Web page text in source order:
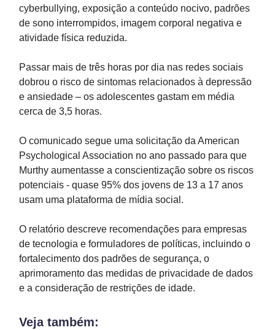
cyberbullying, exposição a conteúdo nocivo, padrões
de sono interrompidos, imagem corporal negativa e
atividade física reduzida.
Passar mais de três horas por dia nas redes sociais
dobrou o risco de sintomas relacionados à depressão
e ansiedade – os adolescentes gastam em média
cerca de 3,5 horas.
O comunicado segue uma solicitação da American
Psychological Association no ano passado para que
Murthy aumentasse a conscientização sobre os riscos
potenciais - quase 95% dos jovens de 13 a 17 anos
usam uma plataforma de mídia social.
O relatório descreve recomendações para empresas
de tecnologia e formuladores de políticas, incluindo o
fortalecimento dos padrões de segurança, o
aprimoramento das medidas de privacidade de dados
e a consideração de restrições de idade.
Veja também: